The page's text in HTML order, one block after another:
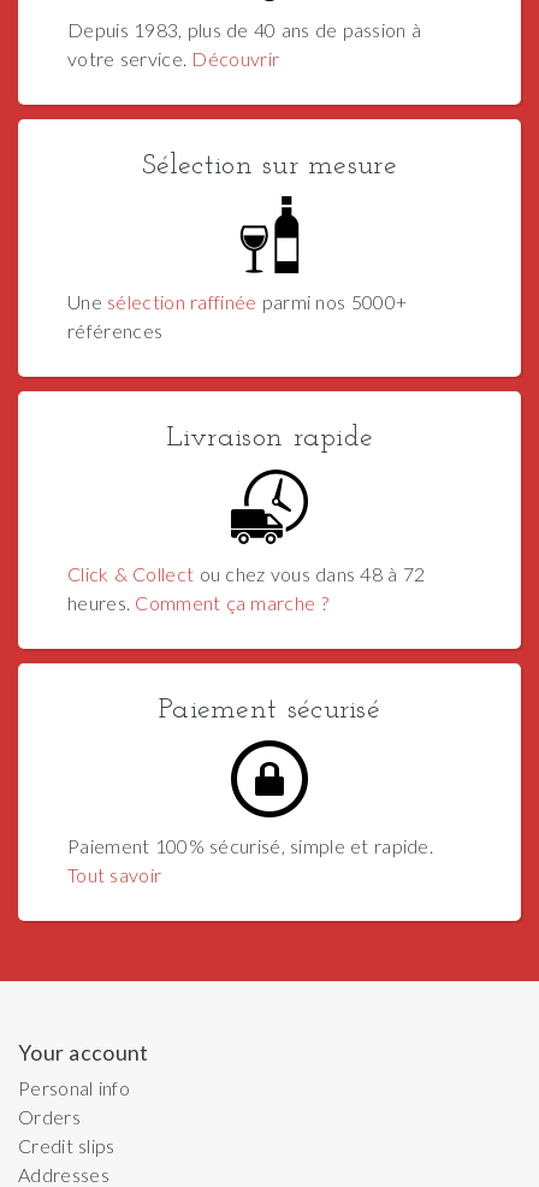
Depuis 1983, plus de 40 ans de passion à
votre service. Découvrir
Sélection sur mesure
Une sélection raffinée parmi nos 5000+
références
Livraison rapide
Click & Collect ou chez vous dans 48 à 72
heures. Comment ça marche ?
Paiement sécurisé
Paiement 100% sécurisé, simple et rapide.
Tout savoir
Your account
Personal info
Orders
Credit slips
Addresses